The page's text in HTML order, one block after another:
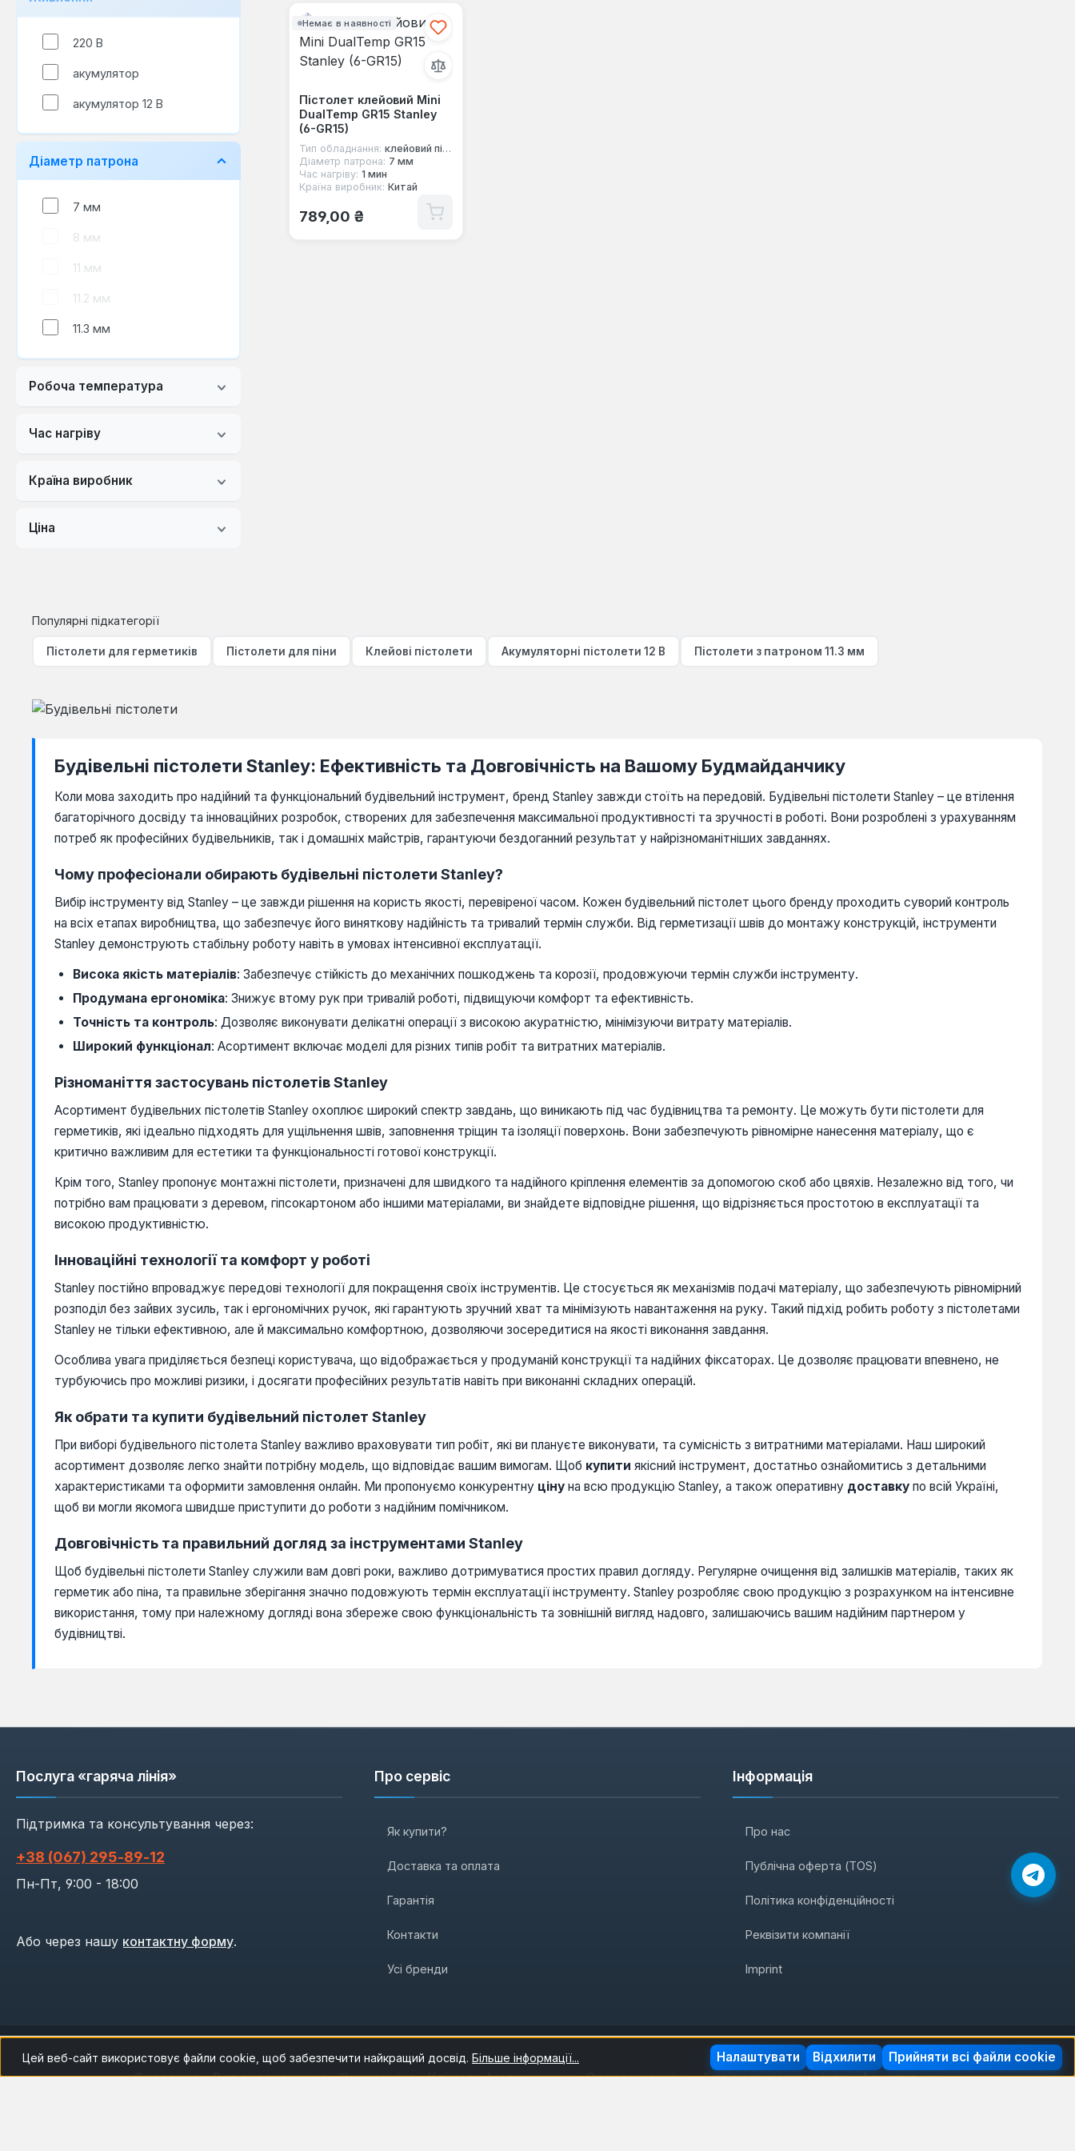
220 В
акумулятор
акумулятор 12 В
Діаметр патрона
7 мм
8 мм
11 мм
11.2 мм
11.3 мм
Робоча температура
Час нагріву
Країна виробник
Ціна
Немає в наявності
Пістолет клейовий Mini
DualTemp GR15 Stanley
(6-GR15)
Тип обладнання: клейовий пістолет
Діаметр патрона: 7 мм
Час нагріву: 1 мин
Країна виробник: Китай
Звичайна ціна:
789,00 ₴
Популярні підкатегорії
Пістолети для герметиків Пістолети для піни Клейові пістолети Акумуляторні пістолети 12 В Пістолети з патроном 11.3 мм
Будівельні пістолети Stanley: Ефективність та Довговічність на Вашому Будмайданчику
Коли мова заходить про надійний та функціональний будівельний інструмент, бренд Stanley завжди стоїть на передовій. Будівельні пістолети Stanley – це втілення
багаторічного досвіду та інноваційних розробок, створених для забезпечення максимальної продуктивності та зручності в роботі. Вони розроблені з урахуванням
потреб як професійних будівельників, так і домашніх майстрів, гарантуючи бездоганний результат у найрізноманітніших завданнях.
Чому професіонали обирають будівельні пістолети Stanley?
Вибір інструменту від Stanley – це завжди рішення на користь якості, перевіреної часом. Кожен будівельний пістолет цього бренду проходить суворий контроль
на всіх етапах виробництва, що забезпечує його виняткову надійність та тривалий термін служби. Від герметизації швів до монтажу конструкцій, інструменти
Stanley демонструють стабільну роботу навіть в умовах інтенсивної експлуатації.
Висока якість матеріалів: Забезпечує стійкість до механічних пошкоджень та корозії, продовжуючи термін служби інструменту.
Продумана ергономіка: Знижує втому рук при тривалій роботі, підвищуючи комфорт та ефективність.
Точність та контроль: Дозволяє виконувати делікатні операції з високою акуратністю, мінімізуючи витрату матеріалів.
Широкий функціонал: Асортимент включає моделі для різних типів робіт та витратних матеріалів.
Різноманіття застосувань пістолетів Stanley
Асортимент будівельних пістолетів Stanley охоплює широкий спектр завдань, що виникають під час будівництва та ремонту. Це можуть бути пістолети для
герметиків, які ідеально підходять для ущільнення швів, заповнення тріщин та ізоляції поверхонь. Вони забезпечують рівномірне нанесення матеріалу, що є
критично важливим для естетики та функціональності готової конструкції.
Крім того, Stanley пропонує монтажні пістолети, призначені для швидкого та надійного кріплення елементів за допомогою скоб або цвяхів. Незалежно від того, чи
потрібно вам працювати з деревом, гіпсокартоном або іншими матеріалами, ви знайдете відповідне рішення, що відрізняється простотою в експлуатації та
високою продуктивністю.
Інноваційні технології та комфорт у роботі
Stanley постійно впроваджує передові технології для покращення своїх інструментів. Це стосується як механізмів подачі матеріалу, що забезпечують рівномірний
розподіл без зайвих зусиль, так і ергономічних ручок, які гарантують зручний хват та мінімізують навантаження на руку. Такий підхід робить роботу з пістолетами
Stanley не тільки ефективною, але й максимально комфортною, дозволяючи зосередитися на якості виконання завдання.
Особлива увага приділяється безпеці користувача, що відображається у продуманій конструкції та надійних фіксаторах. Це дозволяє працювати впевнено, не
турбуючись про можливі ризики, і досягати професійних результатів навіть при виконанні складних операцій.
Як обрати та купити будівельний пістолет Stanley
При виборі будівельного пістолета Stanley важливо враховувати тип робіт, які ви плануєте виконувати, та сумісність з витратними матеріалами. Наш широкий
асортимент дозволяє легко знайти потрібну модель, що відповідає вашим вимогам. Щоб купити якісний інструмент, достатньо ознайомитись з детальними
характеристиками та оформити замовлення онлайн. Ми пропонуємо конкурентну ціну на всю продукцію Stanley, а також оперативну доставку по всій Україні,
щоб ви могли якомога швидше приступити до роботи з надійним помічником.
Довговічність та правильний догляд за інструментами Stanley
Щоб будівельні пістолети Stanley служили вам довгі роки, важливо дотримуватися простих правил догляду. Регулярне очищення від залишків матеріалів, таких як
герметик або піна, та правильне зберігання значно подовжують термін експлуатації інструменту. Stanley розробляє свою продукцію з розрахунком на інтенсивне
використання, тому при належному догляді вона збереже свою функціональність та зовнішній вигляд надовго, залишаючись вашим надійним партнером у
будівництві.
Послуга «гаряча лінія»
Підтримка та консультування через:
+38 (067) 295‑89‑12
Пн-Пт, 9:00 - 18:00
Або через нашу контактну форму.
Про сервіс
Як купити?
Доставка та оплата
Гарантія
Контакти
Усі бренди
Інформація
Про нас
Публічна оферта (TOS)
Політика конфіденційності
Реквізити компанії
Imprint
Опалення Водопостачання Сантехніка Клімат Інструменти Садова техніка Будівельні матеріали Автотовари
Цей веб-сайт використовує файли cookie, щоб забезпечити найкращий досвід. Більше інформації... Відхилити
Налаштувати Прийняти всі файли cookie